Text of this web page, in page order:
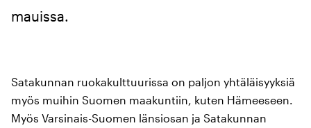
mauissa.
Satakunnan ruokakulttuurissa on paljon yhtäläisyyksiä
myös muihin Suomen maakuntiin, kuten Hämeeseen.
Myös Varsinais-Suomen länsiosan ja Satakunnan